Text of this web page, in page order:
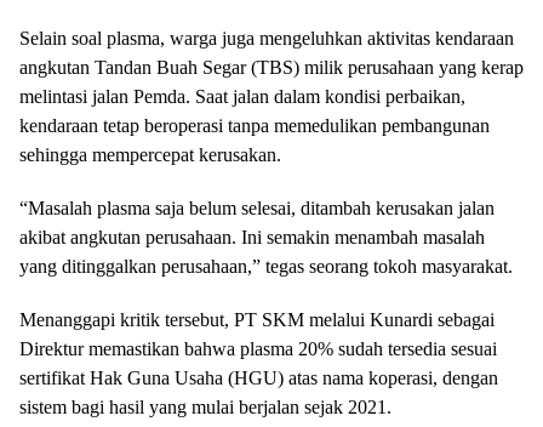
Selain soal plasma, warga juga mengeluhkan aktivitas kendaraan
angkutan Tandan Buah Segar (TBS) milik perusahaan yang kerap
melintasi jalan Pemda. Saat jalan dalam kondisi perbaikan,
kendaraan tetap beroperasi tanpa memedulikan pembangunan
sehingga mempercepat kerusakan.
“Masalah plasma saja belum selesai, ditambah kerusakan jalan
akibat angkutan perusahaan. Ini semakin menambah masalah
yang ditinggalkan perusahaan,” tegas seorang tokoh masyarakat.
Menanggapi kritik tersebut, PT SKM melalui Kunardi sebagai
Direktur memastikan bahwa plasma 20% sudah tersedia sesuai
sertifikat Hak Guna Usaha (HGU) atas nama koperasi, dengan
sistem bagi hasil yang mulai berjalan sejak 2021.